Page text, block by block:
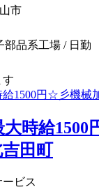
市
部品系工場 / 日勤
す
時給1500
田町
ビス